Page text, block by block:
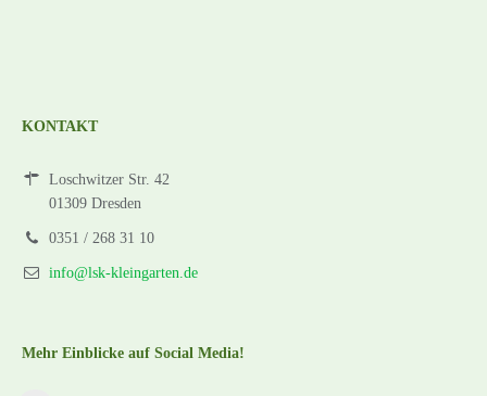
KONTAKT
Loschwitzer Str. 42
01309 Dresden
0351 / 268 31 10
info@lsk-kleingarten.de
Mehr Einblicke auf Social Media!